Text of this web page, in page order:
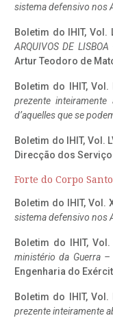
sistema defensivo nos
Boletim do IHIT, Vol.
ARQUIVOS DE LISBOA
Artur Teodoro de
Boletim do IHIT, Vol.
prezente
d’aquelles que se
Boletim do IHIT, Vol.
Direcção dos
Forte do Corpo Santo
Boletim do IHIT, Vol.
sistema defensivo nos
Boletim do IHIT, Vol.
ministério da Guerra –
Engenharia do
Boletim do IHIT, Vol.
prezente inteiramente